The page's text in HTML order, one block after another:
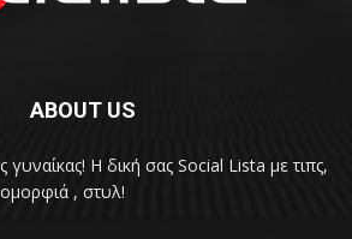
ABOUT US
H δική σας Social Lista με τιπς,
, στυλ!